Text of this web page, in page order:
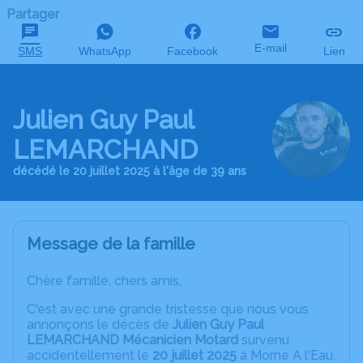
Partager
SMS WhatsApp Facebook E-mail Lien
Julien Guy Paul
LEMARCHAND
décédé le 20 juillet 2025 à l'âge de 39 ans
Message de la famille
Chère famille, chers amis,
C'est avec une grande tristesse que nous vous
annonçons le décès de Julien Guy Paul
LEMARCHAND Mécanicien Motard survenu
accidentellement le 20 juillet 2025 à Morne A l'Eau.